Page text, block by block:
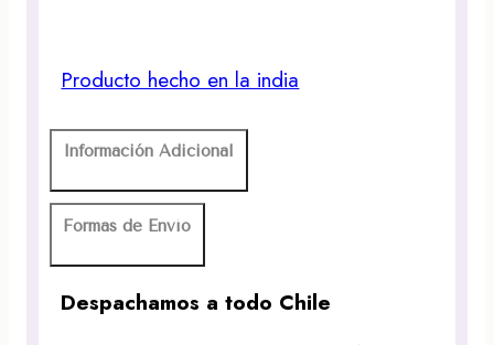
Producto hecho en la india
Información Adicional
Formas de Envío
Despachamos a todo Chile